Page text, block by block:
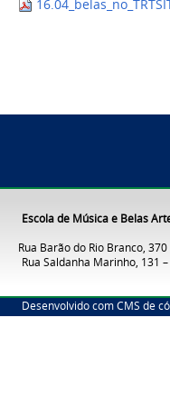
Escola de Música e Belas
Rua Barão do Rio Branco,
Rua Saldanha Marinho, 131
Desenvolvido com CMS de